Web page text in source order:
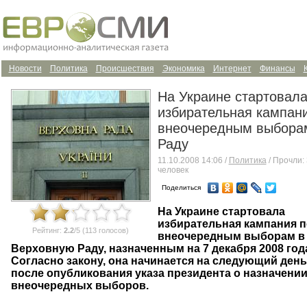
Финансы
Интернет
Экономика
Происшествия
Политика
Новости
Рейтинг: 2.2/5 (113 голосов)
На Украине стартовала
избирательная
внеочередным
Раду
11.10.2008 14:06 / Политика/ Прочли:
человек
Поделиться
На Украине стартовала
избирательная кампания
внеочередным выборам в
Верховную Раду, назначенным на 7 декабря 2008
Согласно закону, она начинается на следующий день
после опубликования указа президента о назначении
внеочередных выборов.